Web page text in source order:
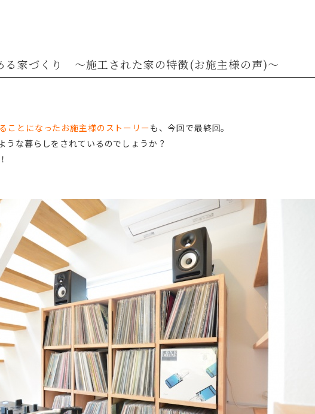
る家づくり ～施工された家の特徴(お施主様の声)～
ことになったお施主様のストーリーも、今回で最終回。
うな暮らしをされているのでしょうか？